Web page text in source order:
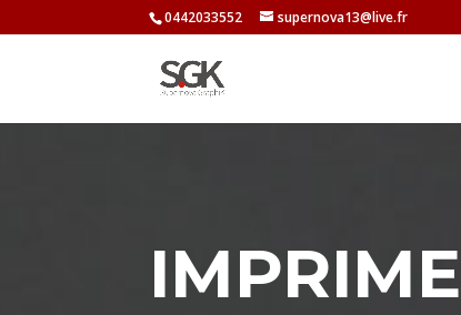
0442033552 supernova13@live.fr